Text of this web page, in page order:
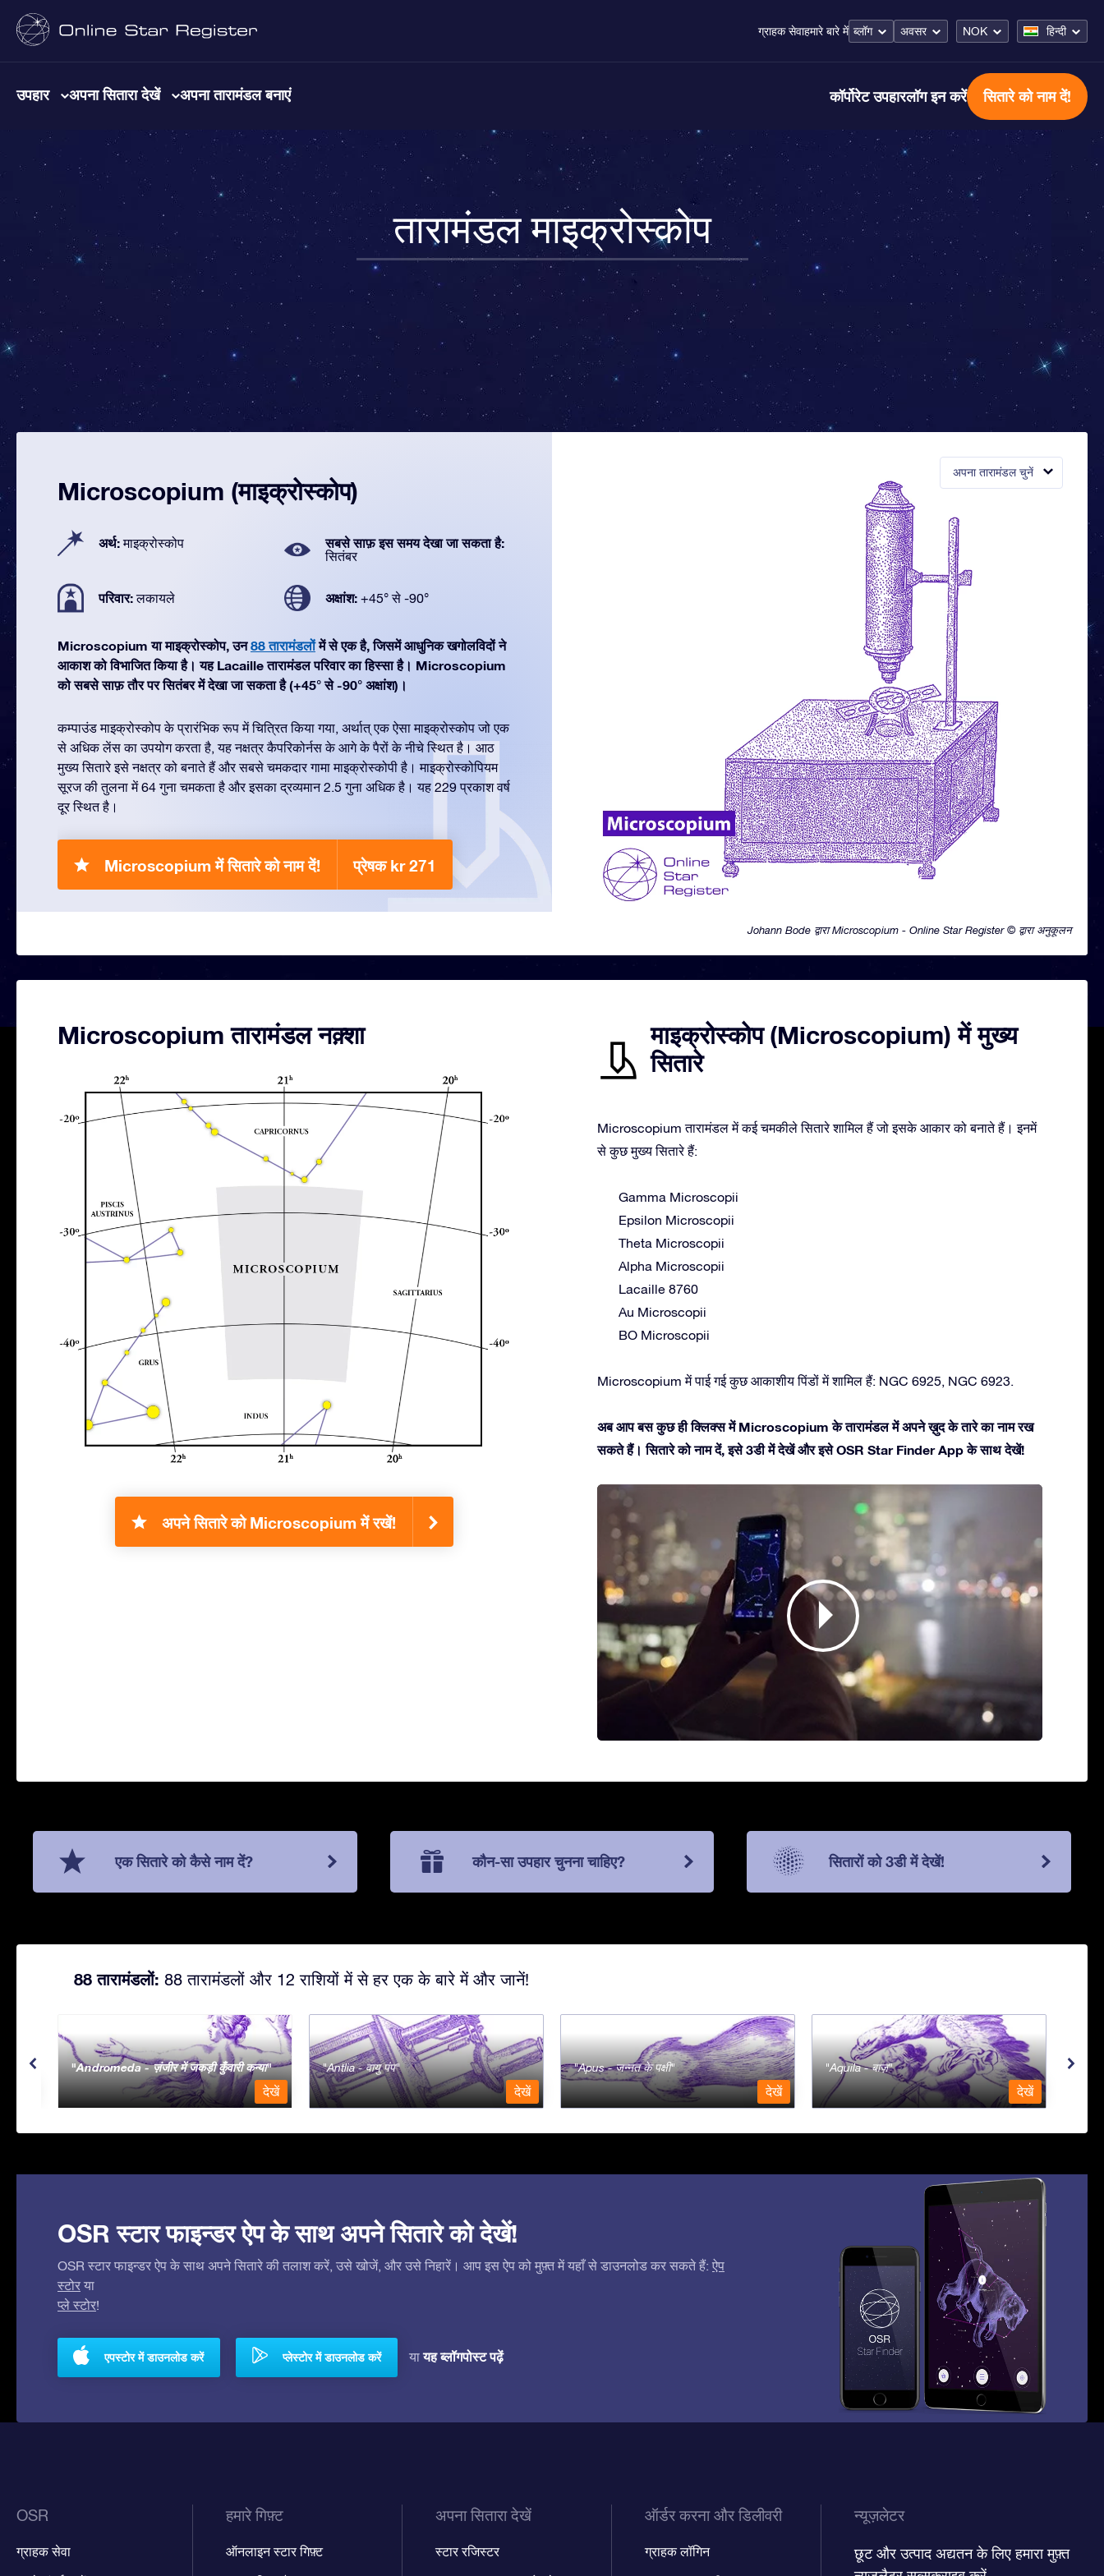
ग्राहक सेवाहमारे बारे में ब्लॉग अवसर NOK हिन्दी
उपहार अपना सितारा देखें अपना तारामंडल बनाएं कॉर्पोरेट उपहारलॉग इन करें सितारे को नाम दें!
तारामंडल माइक्रोस्कोप
अपना तारामंडल चुनें
Johann Bode द्वारा Microscopium - Online Star Register © द्वारा अनुकूलन
Microscopium (माइक्रोस्कोप)
अर्थ:माइक्रोस्कोप सबसे साफ़ इस समय देखा जा सकता है:
सितंबर
परिवार:लकायले अक्षांश: +45° से -90°
Microscopium या माइक्रोस्कोप, उन88 तारामंडलोंमें से एक है, जिसमें आधुनिक खगोलविदों ने
आकाश को विभाजित किया है। यह Lacaille तारामंडल परिवार का हिस्सा है। Microscopium
को सबसे साफ़ तौर पर सितंबर में देखा जा सकता है (+45° से -90° अक्षांश)।
कम्पाउंड माइक्रोस्कोप के प्रारंभिक रूप में चित्रित किया गया, अर्थात् एक ऐसा माइक्रोस्कोप जो एक
से अधिक लेंस का उपयोग करता है, यह नक्षत्र कैपरिकोर्नस के आगे के पैरों के नीचे स्थित है। आठ
मुख्य सितारे इसे नक्षत्र को बनाते हैं और सबसे चमकदार गामा माइक्रोस्कोपी है। माइक्रोस्कोपियम
सूरज की तुलना में 64 गुना चमकता है और इसका द्रव्यमान 2.5 गुना अधिक है। यह 229 प्रकाश वर्ष
दूर स्थित है।
Microscopium में सितारे को नाम दें! प्रेषक kr 271
Microscopium तारामंडल नक़्शा
अपने सितारे को Microscopium में रखें!
माइक्रोस्कोप (Microscopium) में मुख्य
सितारे
Microscopium तारामंडल में कई चमकीले सितारे शामिल हैं जो इसके आकार को बनाते हैं। इनमें
से कुछ मुख्य सितारे हैं:
Gamma Microscopii
Epsilon Microscopii
Theta Microscopii
Alpha Microscopii
Lacaille 8760
Au Microscopii
BO Microscopii
Microscopium में पाई गई कुछ आकाशीय पिंडों में शामिल हैं: NGC 6925, NGC 6923.
अब आप बस कुछ ही क्लिक्स में Microscopium के तारामंडल में अपने ख़ुद के तारे का नाम रख
सकते हैं। सितारे को नाम दें, इसे 3डी में देखें और इसे OSR Star Finder App के साथ देखें!
एक सितारे को कैसे नाम दें? कौन-सा उपहार चुनना चाहिए? सितारों को 3डी में देखें!
88 तारामंडलों: 88 तारामंडलों और 12 राशियों में से हर एक के बारे में और जानें!
Andromeda - ज़ंजीर में जकड़ी कुँवारी कन्या
देखें
Antlia - वायु पंप
देखें
Apus - जन्नत के पक्षी
देखें
Aquila - बाज़
देखें
OSR स्टार फाइन्डर ऐप के साथ अपने सितारे को देखें!
OSR स्टार फाइन्डर ऐप के साथ अपने सितारे की तलाश करें, उसे खोजें, और उसे निहारें। आप इस ऐप को मुफ़्त में यहाँ से डाउनलोड कर सकते हैं: ऐप
स्टोर या
प्ले स्टोर!
एपस्टोर में डाउनलोड करें प्लेस्टोर में डाउनलोड करें यायह ब्लॉगपोस्ट पढ़ें
OSR
ग्राहक सेवा
हमारे गिफ़्ट
ऑनलाइन स्टार गिफ़्ट
अपना सितारा देखें
स्टार रजिस्टर
ऑर्डर करना और डिलीवरी
ग्राहक लॉगिन
न्यूज़लेटर
छूट और उत्पाद अद्यतन के लिए हमारा मुफ़्त